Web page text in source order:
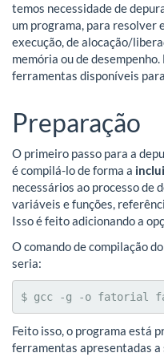
temos necessidade de
um programa, para resolver
execução, de alocação/
memória ou de
ferramentas disponíveis
Preparação
O primeiro passo para a
é compilá-lo de forma a
necessários ao processo de
variáveis e funções,
Isso é feito adicionando a
O comando de compilação
seria:
$ gcc -g -o fatorial
Feito isso, o programa está
ferramentas apresentadas a